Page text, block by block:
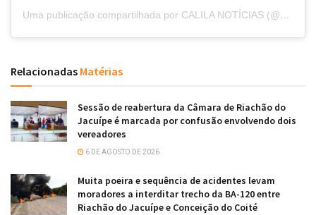
Uma publicação compartilhada por CALILA NOTÍCIAS (@calilanoticias)
Relacionadas Matérias
Sessão de reabertura da Câmara de Riachão do
Jacuípe é marcada por confusão envolvendo dois
vereadores
6 DE AGOSTO DE 2026
Muita poeira e sequência de acidentes levam
moradores a interditar trecho da BA-120 entre
Riachão do Jacuípe e Conceição do Coité